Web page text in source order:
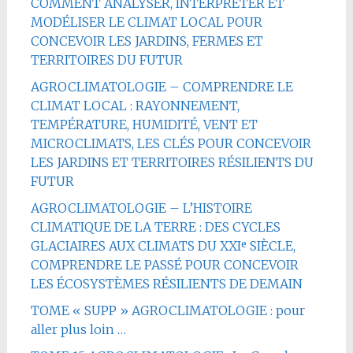
MODÉLISER LE CLIMAT LOCAL POUR
CONCEVOIR LES JARDINS, FERMES ET
TERRITOIRES DU FUTUR
AGROCLIMATOLOGIE – COMPRENDRE LE
CLIMAT LOCAL : RAYONNEMENT,
TEMPÉRATURE, HUMIDITÉ, VENT ET
MICROCLIMATS, LES CLÉS POUR CONCEVOIR
LES JARDINS ET TERRITOIRES RÉSILIENTS DU
FUTUR
AGROCLIMATOLOGIE – L’HISTOIRE
CLIMATIQUE DE LA TERRE : DES CYCLES
GLACIAIRES AUX CLIMATS DU XXIᵉ SIÈCLE,
COMPRENDRE LE PASSÉ POUR CONCEVOIR
LES ÉCOSYSTÈMES RÉSILIENTS DE DEMAIN
TOME « SUPP » AGROCLIMATOLOGIE : pour
aller plus loin …